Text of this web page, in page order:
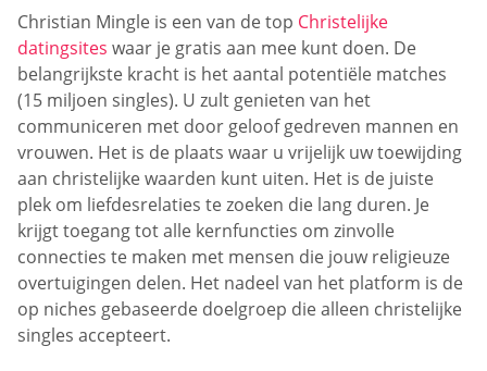
Christian Mingle is een van de top Christelijke
datingsites waar je gratis aan mee kunt doen. De
belangrijkste kracht is het aantal potentiële matches
(15 miljoen singles). U zult genieten van het
communiceren met door geloof gedreven mannen en
vrouwen. Het is de plaats waar u vrijelijk uw toewijding
aan christelijke waarden kunt uiten. Het is de juiste
plek om liefdesrelaties te zoeken die lang duren. Je
krijgt toegang tot alle kernfuncties om zinvolle
connecties te maken met mensen die jouw religieuze
overtuigingen delen. Het nadeel van het platform is de
op niches gebaseerde doelgroep die alleen christelijke
singles accepteert.